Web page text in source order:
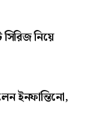
সিরিজ নিয়ে
ইনফান্তিনো,